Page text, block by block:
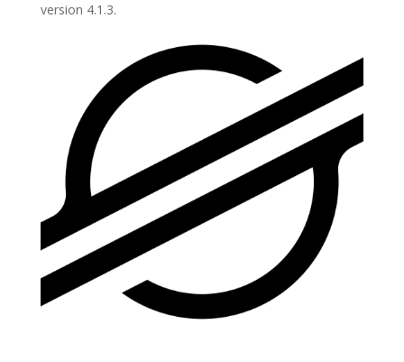
version 4.1.3.